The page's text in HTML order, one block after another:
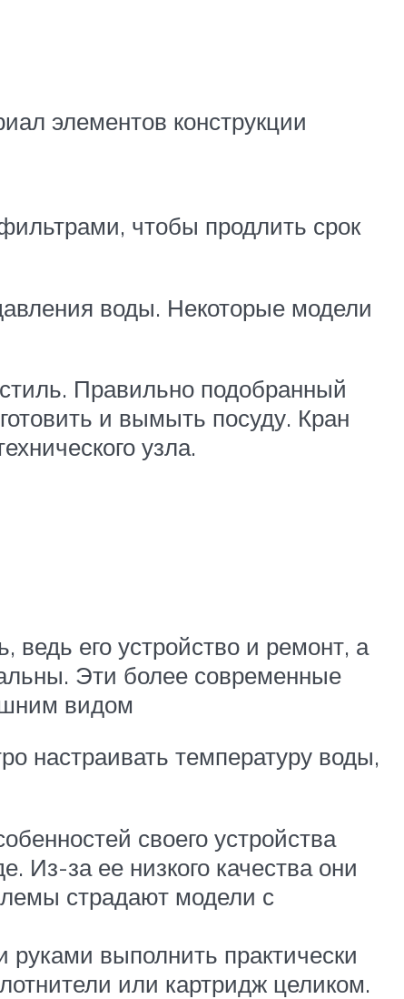
элементов конструкции
чтобы продлить срок
воды. Некоторые модели
Правильно подобранный
и вымыть посуду. Кран
узла.
его устройство и ремонт, а
Эти более современные
видом
настраивать температуру воды,
своего устройства
Из-за ее низкого качества они
страдают модели с
выполнить практически
или картридж целиком.